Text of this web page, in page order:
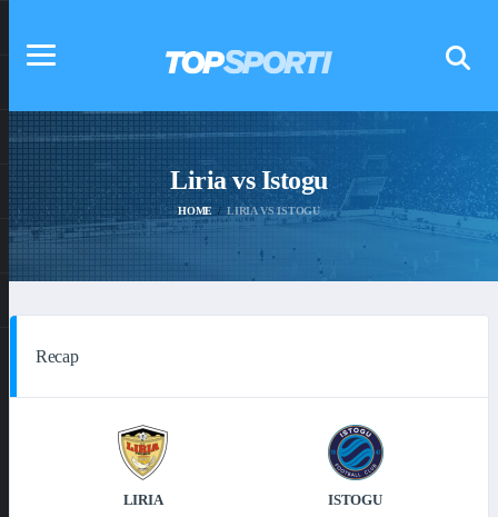
Liria vs Istogu
HOME LIRIA VS ISTOGU
Recap
LIRIA ISTOGU